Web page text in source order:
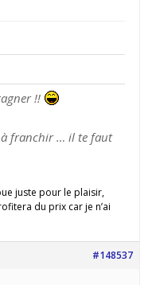
!!
à franchir … il te faut
juste pour le plaisir,
du prix car je n’ai
#148537